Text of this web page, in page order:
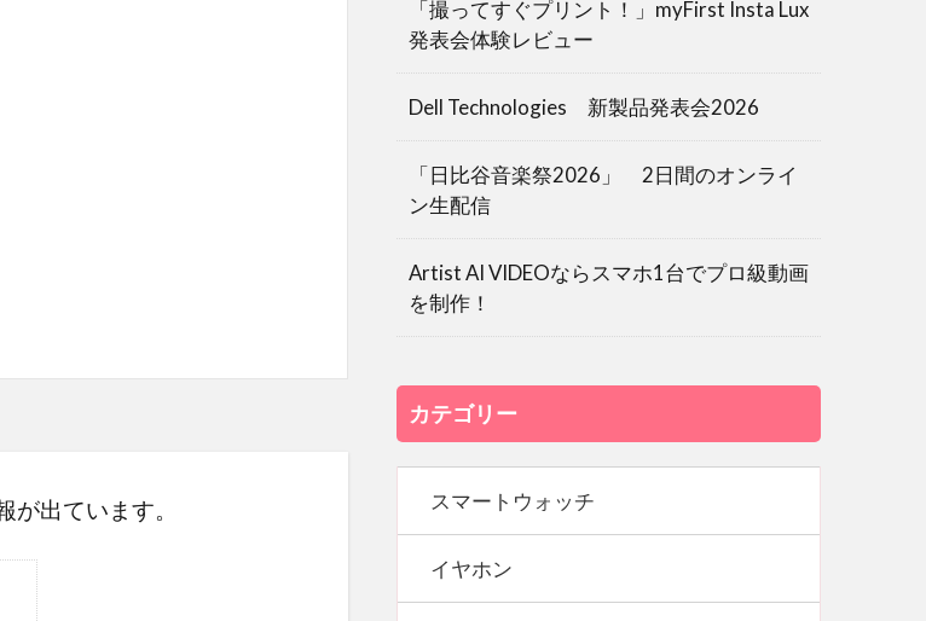
出ています。
「撮ってすぐプリント！」myFirst Insta Lux
発表会体験レビュー
Dell Technologies 新製品発表会2026
「日比谷音楽祭2026」 2日間のオンライ
ン生配信
Artist AI VIDEOならスマホ1台でプロ級動画
を制作！
カテゴリー
スマートウォッチ
イヤホン